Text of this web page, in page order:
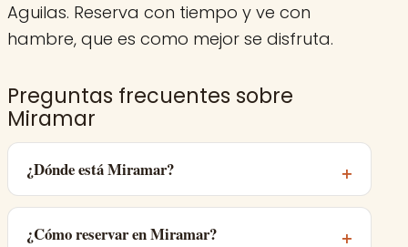
Aguilas. Reserva con tiempo y ve con
hambre, que es como mejor se disfruta.
Preguntas frecuentes sobre
Miramar
¿Dónde está Miramar?
¿Cómo reservar en Miramar?